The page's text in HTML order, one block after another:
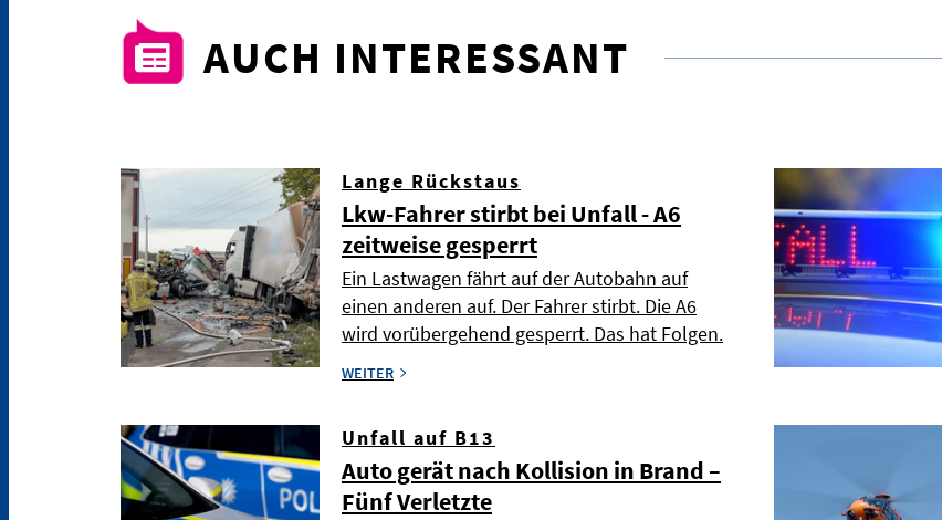
AUCH INTERESSANT
Lange Rückstaus
Lkw-Fahrer stirbt bei Unfall - A6
zeitweise gesperrt
Ein Lastwagen fährt auf der Autobahn auf
einen anderen auf. Der Fahrer stirbt. Die A6
wird vorübergehend gesperrt. Das hat Folgen.
WEITER
Unfall auf B13
Auto gerät nach Kollision in Brand –
Fünf Verletzte